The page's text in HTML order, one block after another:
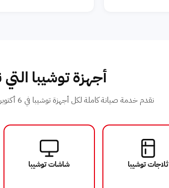
أجهزة توشيبا التي
نقدم خدمة صيانة كاملة لكل أجهزة توشيبا في 6 أكتوبر - اضغط على الجهاز لتعرف تفاصيل الصيانة والأسعار:
ثلاجات توشيبا شاشات توشيبا